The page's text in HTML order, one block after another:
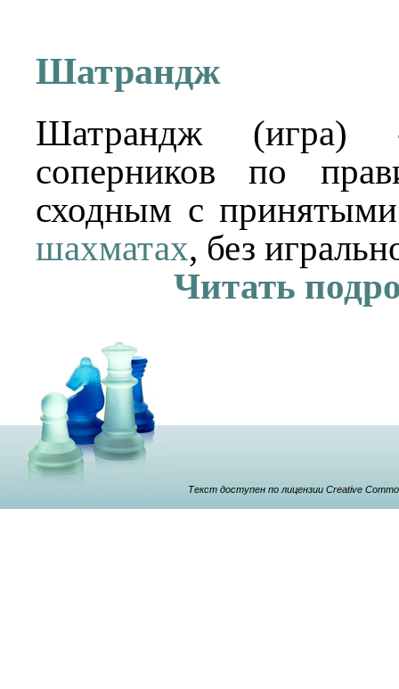
Шатрандж
Шатрандж
соперников по
сходным с
шахматах, без
Читать
Текст доступен по лицензии Creative